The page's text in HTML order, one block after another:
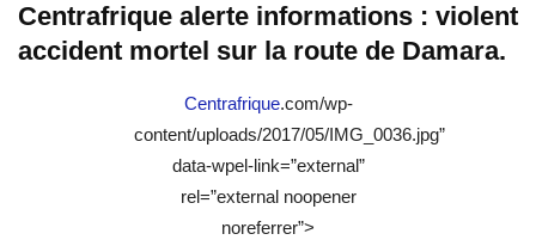
Centrafrique alerte informations : violent
accident mortel sur la route de Damara.
Centrafrique.com/wp-
content/uploads/2017/05/IMG_0036.jpg”
data-wpel-link=”external”
rel=”external noopener
noreferrer”>